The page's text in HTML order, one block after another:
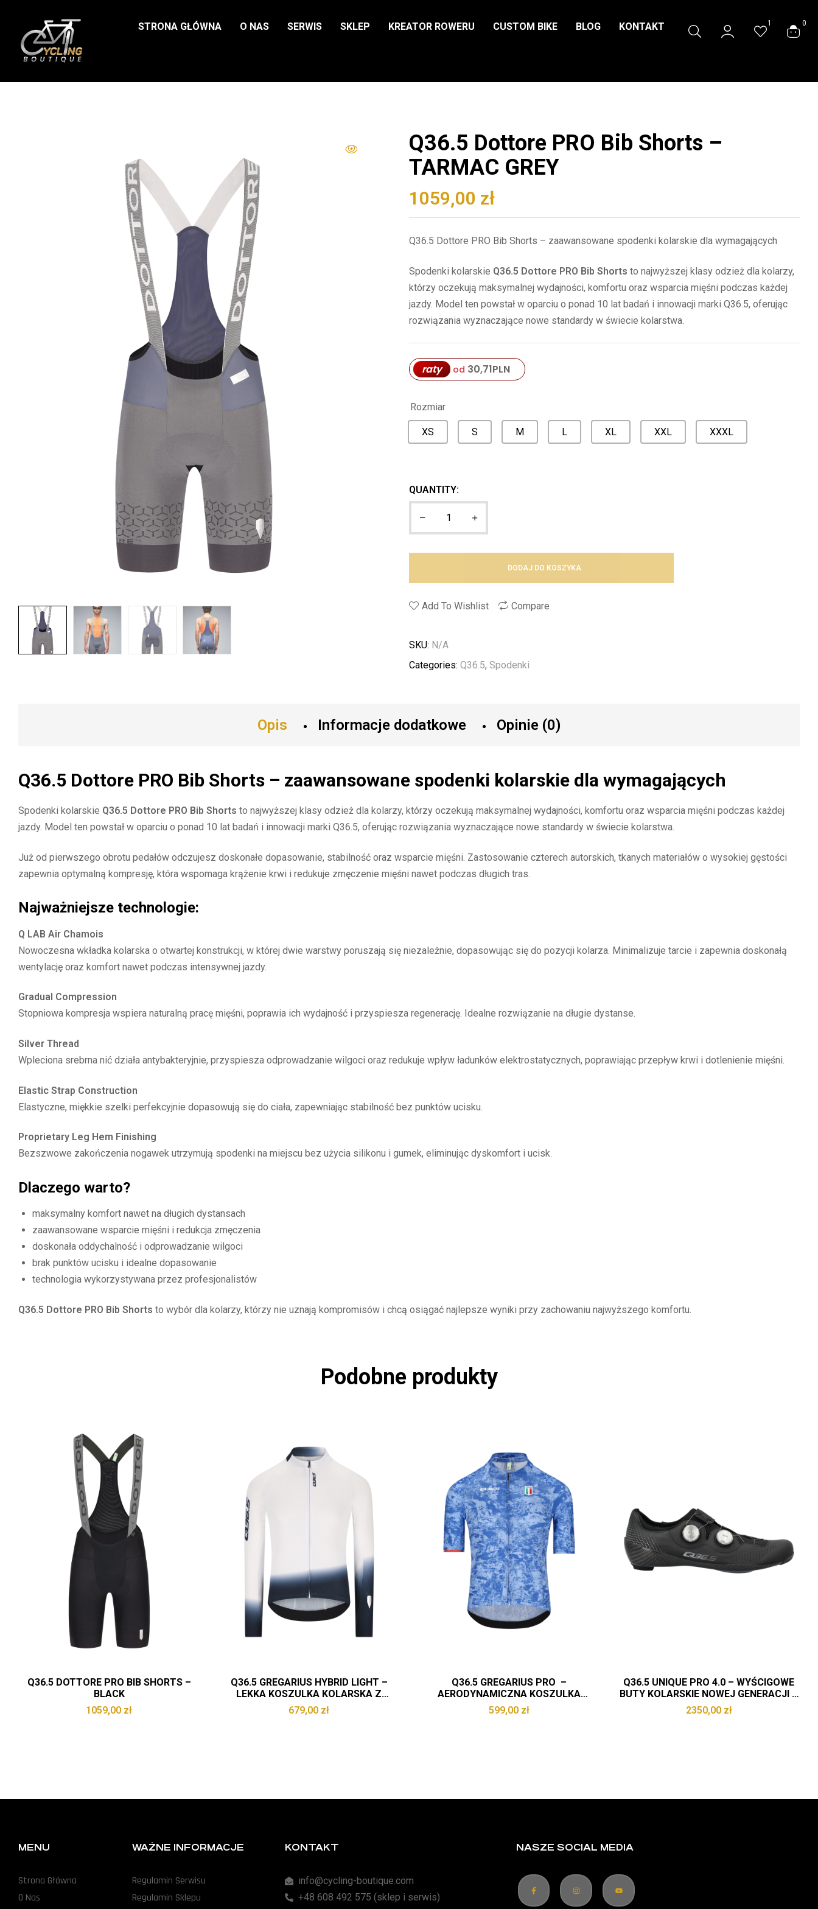
STRONA GŁÓWNA O NAS SERWIS SKLEP KREATOR ROWERU CUSTOM BIKE BLOG KONTAKT 1 0
Q36.5 Dottore PRO Bib Shorts –
TARMAC GREY
1059,00 zł
Q36.5 Dottore PRO Bib Shorts – zaawansowane spodenki kolarskie dla wymagających
Spodenki kolarskie Q36.5 Dottore PRO Bib Shorts to najwyższej klasy odzież dla kolarzy,
którzy oczekują maksymalnej wydajności, komfortu oraz wsparcia mięśni podczas każdej
jazdy. Model ten powstał w oparciu o ponad 10 lat badań i innowacji marki Q36.5, oferując
rozwiązania wyznaczające nowe standardy w świecie kolarstwa.
raty od 30,71PLN
Rozmiar
XS S M L XL XXL XXXL
QUANTITY:
DODAJ DO KOSZYKA
Add To Wishlist Compare
SKU: N/A
Categories: Q36.5, Spodenki
Opis Informacje dodatkowe Opinie (0)
Q36.5 Dottore PRO Bib Shorts – zaawansowane spodenki kolarskie dla wymagających
Spodenki kolarskie Q36.5 Dottore PRO Bib Shorts to najwyższej klasy odzież dla kolarzy, którzy oczekują maksymalnej wydajności, komfortu oraz wsparcia mięśni podczas każdej
jazdy. Model ten powstał w oparciu o ponad 10 lat badań i innowacji marki Q36.5, oferując rozwiązania wyznaczające nowe standardy w świecie kolarstwa.
Już od pierwszego obrotu pedałów odczujesz doskonałe dopasowanie, stabilność oraz wsparcie mięśni. Zastosowanie czterech autorskich, tkanych materiałów o wysokiej gęstości
zapewnia optymalną kompresję, która wspomaga krążenie krwi i redukuje zmęczenie mięśni nawet podczas długich tras.
Najważniejsze technologie:
Q LAB Air Chamois
Nowoczesna wkładka kolarska o otwartej konstrukcji, w której dwie warstwy poruszają się niezależnie, dopasowując się do pozycji kolarza. Minimalizuje tarcie i zapewnia doskonałą
wentylację oraz komfort nawet podczas intensywnej jazdy.
Gradual Compression
Stopniowa kompresja wspiera naturalną pracę mięśni, poprawia ich wydajność i przyspiesza regenerację. Idealne rozwiązanie na długie dystanse.
Silver Thread
Wpleciona srebrna nić działa antybakteryjnie, przyspiesza odprowadzanie wilgoci oraz redukuje wpływ ładunków elektrostatycznych, poprawiając przepływ krwi i dotlenienie mięśni.
Elastic Strap Construction
Elastyczne, miękkie szelki perfekcyjnie dopasowują się do ciała, zapewniając stabilność bez punktów ucisku.
Proprietary Leg Hem Finishing
Bezszwowe zakończenia nogawek utrzymują spodenki na miejscu bez użycia silikonu i gumek, eliminując dyskomfort i ucisk.
Dlaczego warto?
maksymalny komfort nawet na długich dystansach
zaawansowane wsparcie mięśni i redukcja zmęczenia
doskonała oddychalność i odprowadzanie wilgoci
brak punktów ucisku i idealne dopasowanie
technologia wykorzystywana przez profesjonalistów
Q36.5 Dottore PRO Bib Shorts to wybór dla kolarzy, którzy nie uznają kompromisów i chcą osiągać najlepsze wyniki przy zachowaniu najwyższego komfortu.
Podobne produkty
Q36.5 DOTTORE PRO BIB SHORTS –
BLACK
1059,00 zł
Q36.5 GREGARIUS HYBRID LIGHT –
LEKKA KOSZULKA KOLARSKA Z
DŁUGIM RĘKAWEM – COLLAR FADE
679,00 zł
Q36.5 GREGARIUS PRO –
AERODYNAMICZNA KOSZULKA
KOLARSKA NA LATO – BLUE MADE IN
ITALY
599,00 zł
Q36.5 UNIQUE PRO 4.0 – WYŚCIGOWE
BUTY KOLARSKIE NOWEJ GENERACJI –
BLACK
2350,00 zł
MENU
Strona Główna
O Nas
WAŻNE INFORMACJE
Regulamin Serwisu
Regulamin Sklepu
KONTAKT
info@cycling-boutique.com
+48 608 492 575 (sklep i serwis)
NASZE SOCIAL MEDIA